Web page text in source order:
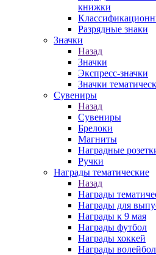
книжки
Разрядные знаки
Значки
Назад
Значки
Экспресс-значки
Значки
Сувениры
Назад
Сувениры
Брелоки
Магниты
Наградные
Ручки
Награды тематические
Назад
Награды
Награды для
Награды к 9 мая
Награды футбол
Награды хоккей
Награды волейбол